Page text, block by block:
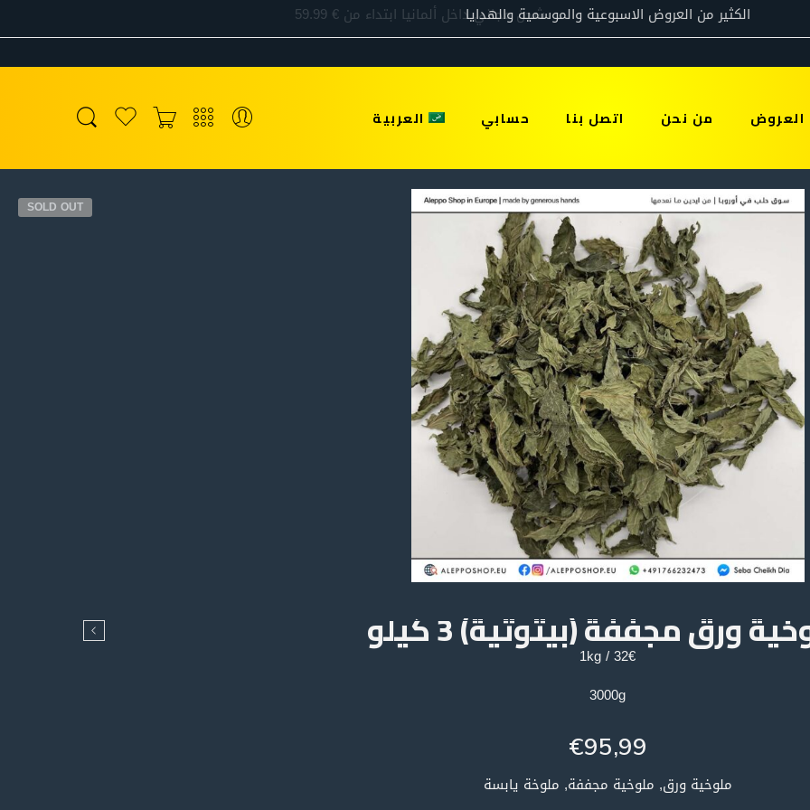
العروض من نحن اتصل بنا حسابي العربية
SOLD OUT
ورق مجففة (بيتوتية) 3 كيلو
32€ / 1kg
3000g
€95,99
ملوخية ورق, ملوخية مجففة, ملوخة يابسة